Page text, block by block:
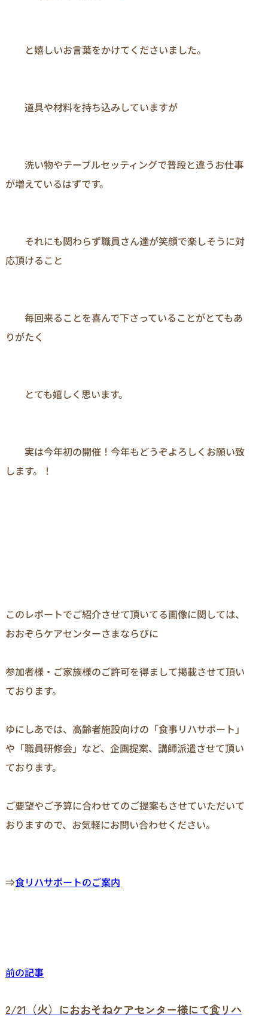
と嬉しいお言葉をかけてくださいました。
道具や材料を持ち込みしていますが
洗い物やテーブルセッティングで普段と違うお仕事
が増えているはずです。
それにも関わらず職員さん達が笑顔で楽しそうに対
応頂けること
毎回来ることを喜んで下さっていることがとてもあ
りがたく
とても嬉しく思います。
実は今年初の開催！今年もどうぞよろしくお願い致
します。！
このレポートでご紹介させて頂いてる画像に関しては、
おおぞらケアセンターさまならびに
参加者様・ご家族様のご許可を得まして掲載させて頂い
ております。
ゆにしあでは、高齢者施設向けの「食事リハサポート」
や「職員研修会」など、企画提案、講師派遣させて頂い
ております。
ご要望やご予算に合わせてのご提案もさせていただいて
おりますので、お気軽にお問い合わせください。
⇒食リハサポートのご案内
前の記事
2/21（火）におおそねケアセンター様にて食リハ